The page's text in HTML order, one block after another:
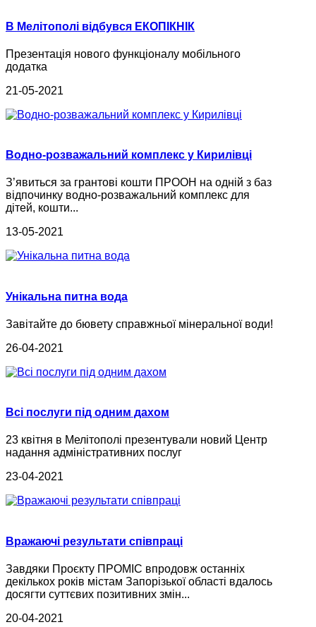
В Мелітополі відбувся ЕКОПІКНІК
Презентація нового функціоналу мобільного
додатка
21-05-2021
Водно-розважальний комплекс у Кирилівці
З’явиться за грантові кошти ПРООН на одній з баз
відпочинку водно-розважальний комплекс для
дітей, кошти...
13-05-2021
Унікальна питна вода
Завітайте до бювету справжньої мінеральної води!
26-04-2021
Всі послуги під одним дахом
23 квітня в Мелітополі презентували новий Центр
надання адміністративних послуг
23-04-2021
Вражаючі результати співпраці
Завдяки Проєкту ПРОМІС впродовж останніх
декількох років містам Запорізької області вдалось
досягти суттєвих позитивних змін...
20-04-2021